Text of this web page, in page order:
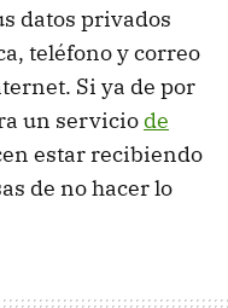
datos privados
teléfono y correo
Si ya de por
un servicio de
estar recibiendo
de no hacer lo